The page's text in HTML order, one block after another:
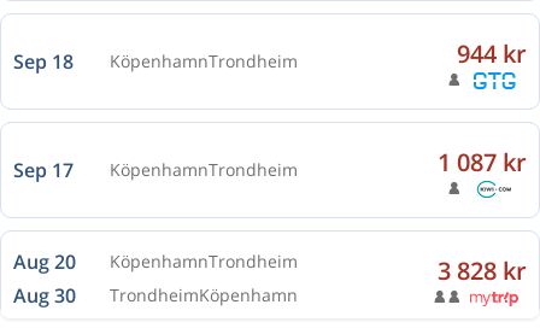
944 kr
1 087 kr
Aug 20 KöpenhamnTrondheim
Aug 30 TrondheimKöpenhamn
3 828 kr